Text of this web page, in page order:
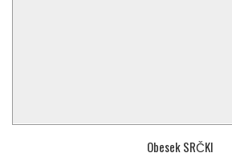
Obesek SRČKI